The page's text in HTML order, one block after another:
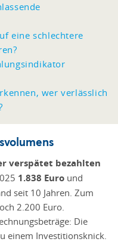
eine schlechtere
wer verlässlich
verspätet bezahlten
1.838 Euro und
seit 10 Jahren. Zum
2.200 Euro.
Die
einem Investitionsknick.